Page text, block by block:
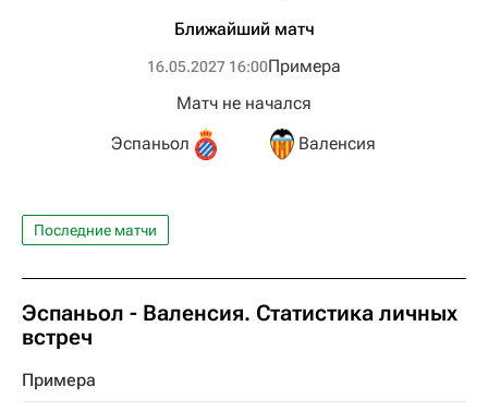
Ближайший матч
16.05.2027 16:00Примера
Эспаньол
Матч не начался
Валенсия
Последние матчи
Эспаньол - Валенсия. Статистика личных
встреч
Примера